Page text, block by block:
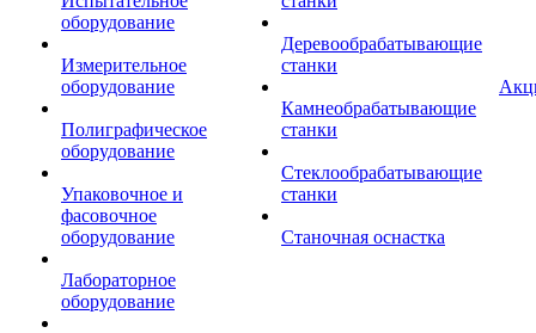
оборудование
Измерительное
оборудование
Полиграфическое
оборудование
Упаковочное и
фасовочное
оборудование
Лабораторное
оборудование
Деревообрабатывающие
станки
Камнеобрабатывающие
станки
Стеклообрабатывающие
станки
Станочная оснастка